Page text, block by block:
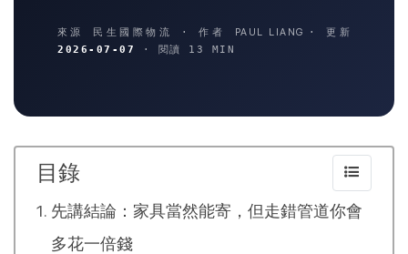
來源 民生國際物流 · 作者 PAUL LIANG
· 更新
2026-07-07
· 閱讀 13 MIN
目錄
先講結論：家具當然能寄，但走錯管道你會
多花一倍錢